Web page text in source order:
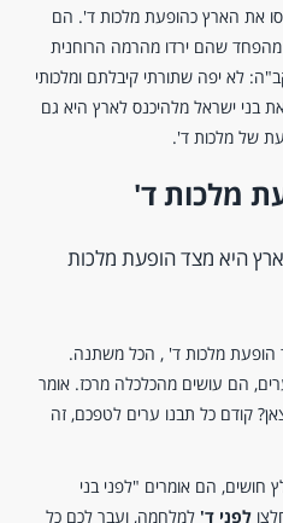
את הארץ כהופעת מלכות ד'. הם
שהם ירדו מהרמה הרוחנית
לא יפה שתורתי קיבלתם ומלכותי
בני ישראל מלהיכנס לארץ היא גם
של מלכות ד'.
מלכות ד'
היא מצד הופעת מלכות
הופעת מלכות ד' , הכל משתנה.
הם עושים מהכלכלה מרכז. אומר
קודם כל תבנו ערים לטפכם, זה
חושים, הם אומרים "לפני בני
לפני ד' למלחמה, ועבר לכם כל